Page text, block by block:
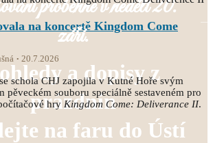
proběhne v neděli 20.
září.
a dopisy z
prázdnin
na faru do Ústí
na koncertě Kingdom Come
20.7.2026
schola CHJ zapojila v Kutné Hoře svým
pěveckém souboru speciálně sestaveném pro
hry Kingdom Come: Deliverance II.